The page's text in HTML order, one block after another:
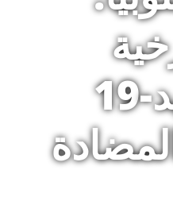
وكوفيد-19